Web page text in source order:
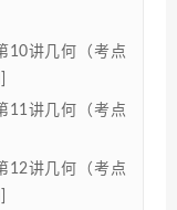
10讲几何（考点
11讲几何（考点
12讲几何（考点